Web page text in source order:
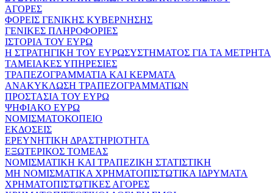
ΑΓΟΡΕΣ
ΦΟΡΕΙΣ ΓΕΝΙΚΗΣ ΚΥΒΕΡΝΗΣΗΣ
ΓΕΝΙΚΕΣ ΠΛΗΡΟΦΟΡΙΕΣ
ΙΣΤΟΡΙΑ ΤΟΥ ΕΥΡΩ
Η ΣΤΡΑΤΗΓΙΚΗ ΤΟΥ ΕΥΡΩΣΥΣΤΗΜΑΤΟΣ ΓΙΑ ΤΑ ΜΕΤΡΗΤΑ
ΤΑΜΕΙΑΚΕΣ ΥΠΗΡΕΣΙΕΣ
ΤΡΑΠΕΖΟΓΡΑΜΜΑΤΙΑ ΚΑΙ ΚΕΡΜΑΤΑ
ΑΝΑΚΥΚΛΩΣΗ ΤΡΑΠΕΖΟΓΡΑΜΜΑΤΙΩΝ
ΠΡΟΣΤΑΣΙΑ ΤΟΥ ΕΥΡΩ
ΨΗΦΙΑΚΟ ΕΥΡΩ
ΝΟΜΙΣΜΑΤΟΚΟΠΕΙΟ
ΕΚΔΟΣΕΙΣ
ΕΡΕΥΝΗΤΙΚΗ ΔΡΑΣΤΗΡΙΟΤΗΤΑ
ΕΞΩΤΕΡΙΚΟΣ ΤΟΜΕΑΣ
ΝΟΜΙΣΜΑΤΙΚΗ ΚΑΙ ΤΡΑΠΕΖΙΚΗ ΣΤΑΤΙΣΤΙΚΗ
ΜΗ ΝΟΜΙΣΜΑΤΙΚΑ ΧΡΗΜΑΤΟΠΙΣΤΩΤΙΚΑ ΙΔΡΥΜΑΤΑ
ΧΡΗΜΑΤΟΠΙΣΤΩΤΙΚΕΣ ΑΓΟΡΕΣ